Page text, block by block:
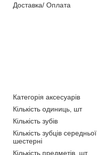
Доставка/ Оплата
Категорія аксесуарів
Кількість одиниць, шт
Кількість зубів
Кількість зубців середньої
шестерні
Кількість предметів, шт